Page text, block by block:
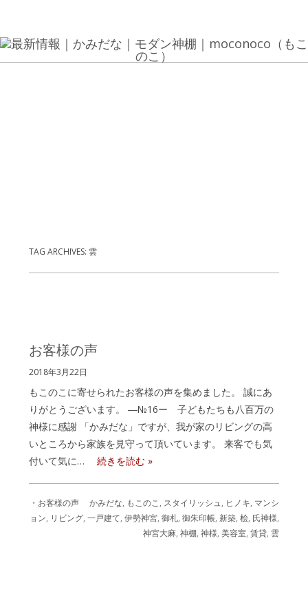
TAG ARCHIVES: 雲
お客様の声
2018年3月22日
もこのこに寄せられたお客様の声を集めました。 誠にあ
りがとうございます。 ―№16ー 子どもたちも八百万の
神様に感謝 「かみだな」ですが、我が家のリビングの高
いところから家族を見守って頂いています。 来客でも気
付いて気に…
続きを読む »
・お客様の声 かみだな, もこのこ , スタイリッシュ, ヒノキ, マンシ
ョン, リビング, 一戸建て, 伊勢神宮, 御札, 御朱印帳, 新築, 桧, 氏神様,
神宮大麻, 神棚, 神様, 美容室, 賃貸, 雲